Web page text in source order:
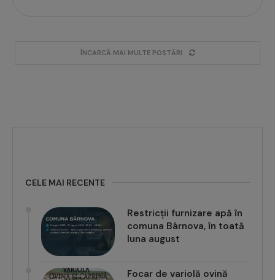
ÎNCARCĂ MAI MULTE POSTĂRI
CELE MAI RECENTE
Restricții furnizare apă în
comuna Bârnova, în toată
luna august
Focar de variolă ovină